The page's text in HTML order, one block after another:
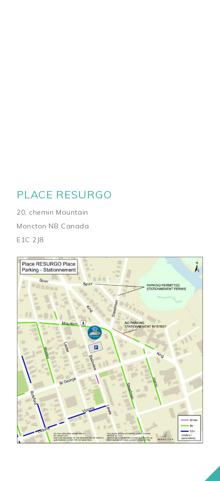
PLACE RESURGO
20, chemin Mountain
Moncton NB Canada
E1C 2J8